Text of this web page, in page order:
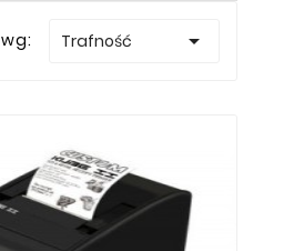
Trafność 